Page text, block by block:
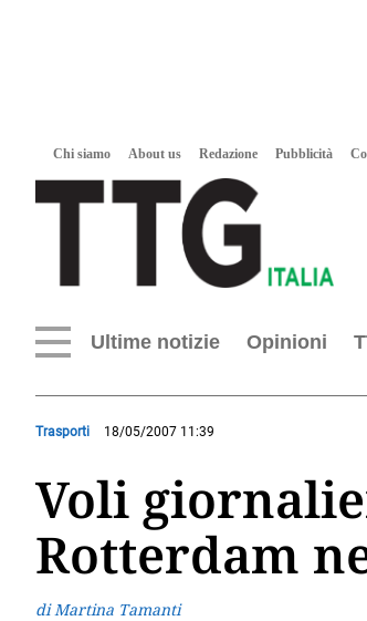
Chi siamo About us Redazione Pubblicità
Ultime notizie Opinioni
Trasporti 18/05/2007 11:39
Voli
Rotterdam
di Martina Tamanti